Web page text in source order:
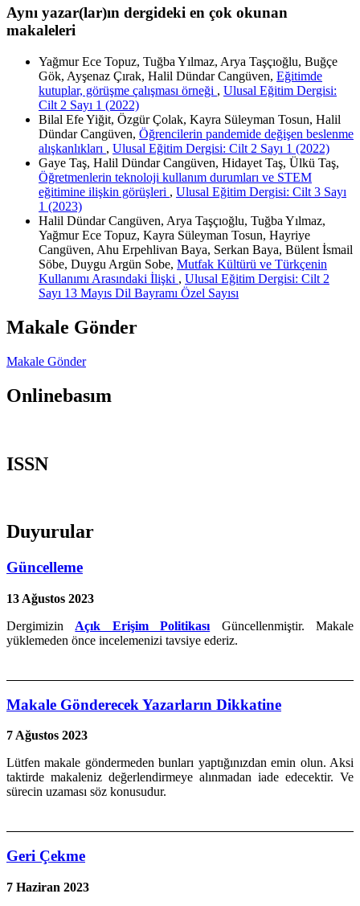
Aynı yazar(lar)ın dergideki en çok okunan
makaleleri
Yağmur Ece Topuz, Tuğba Yılmaz, Arya Taşçıoğlu, Buğçe
Gök, Ayşenaz Çırak, Halil Dündar Cangüven, Eğitimde
kutuplar, görüşme çalışması örneği , Ulusal Eğitim Dergisi:
Cilt 2 Sayı 1 (2022)
Bilal Efe Yiğit, Özgür Çolak, Kayra Süleyman Tosun, Halil
Dündar Cangüven, Öğrencilerin pandemide değişen beslenme
alışkanlıkları , Ulusal Eğitim Dergisi: Cilt 2 Sayı 1 (2022)
Gaye Taş, Halil Dündar Cangüven, Hidayet Taş, Ülkü Taş,
Öğretmenlerin teknoloji kullanım durumları ve STEM
eğitimine ilişkin görüşleri , Ulusal Eğitim Dergisi: Cilt 3 Sayı
1 (2023)
Halil Dündar Cangüven, Arya Taşçıoğlu, Tuğba Yılmaz,
Yağmur Ece Topuz, Kayra Süleyman Tosun, Hayriye
Cangüven, Ahu Erpehlivan Baya, Serkan Baya, Bülent İsmail
Söbe, Duygu Argün Sobe, Mutfak Kültürü ve Türkçenin
Kullanımı Arasındaki İlişki , Ulusal Eğitim Dergisi: Cilt 2
Sayı 13 Mayıs Dil Bayramı Özel Sayısı
Makale Gönder
Makale Gönder
Onlinebasım
ISSN
Duyurular
Güncelleme
13 Ağustos 2023
Dergimizin Açık Erişim Politikası Güncellenmiştir. Makale
yüklemeden önce incelemenizi tavsiye ederiz.
Makale Gönderecek Yazarların Dikkatine
7 Ağustos 2023
Lütfen makale göndermeden bunları yaptığınızdan emin olun. Aksi
taktirde makaleniz değerlendirmeye alınmadan iade edecektir. Ve
sürecin uzaması söz konusudur.
Geri Çekme
7 Haziran 2023